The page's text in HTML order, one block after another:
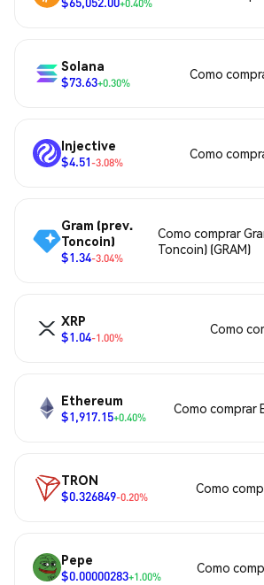
+0.40%
Solana
$73.63+0.30%
Como
Injective
$4.51-3.08%
Como
Gram (prev.
Toncoin)
$1.34-3.04%
Como comprar
Toncoin) (GRAM)
XRP
$1.04-1.00%
Como
Ethereum
$1,917.15+0.40%
Como comprar
TRON
$0.326849-0.20%
Como
Pepe
$0.00000283+1.00%
Como